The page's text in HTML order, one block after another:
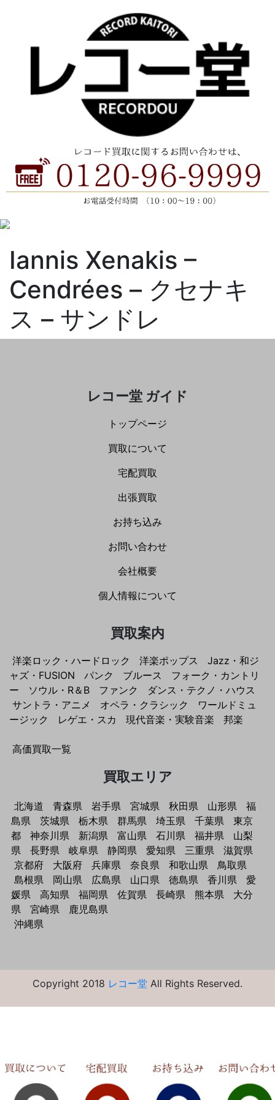
Iannis Xenakis ‎–
Cendrées – クセナキ
ス – サンドレ
レコー堂 ガイド
トップページ
買取について
宅配買取
出張買取
お持ち込み
お問い合わせ
会社概要
個人情報について
買取案内
洋楽ロック・ハードロック 洋楽ポップス
Jazz・和ジ
ャズ・FUSION
パンク ブルース
フォーク・カントリ
ー
ソウル・R＆B ファンク
ダンス・テクノ・ハウス
サントラ・アニメ
オペラ・クラシック
ワールドミュ
ージック
レゲエ・スカ 現代音楽・実験音楽 邦楽
高価買取一覧
買取エリア
北海道 青森県 岩手県 宮城県 秋田県 山形県
福
島県
茨城県 栃木県 群馬県 埼玉県 千葉県
東京
都
神奈川県 新潟県 富山県 石川県 福井県
山梨
県
長野県 岐阜県 静岡県 愛知県 三重県
滋賀県
京都府
大阪府 兵庫県 奈良県 和歌山県
鳥取県
島根県
岡山県 広島県 山口県 徳島県 香川県
愛
媛県
高知県 福岡県 佐賀県 長崎県 熊本県
大分
県
宮崎県
鹿児島県
沖縄県
Copyright 2018 レコー堂 All Rights Reserved.